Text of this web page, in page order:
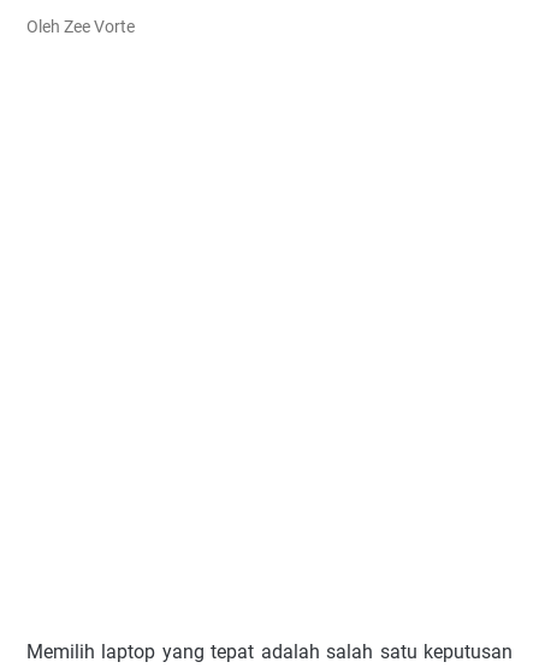
Oleh Zee Vorte
Memilih laptop yang tepat adalah salah satu keputusan